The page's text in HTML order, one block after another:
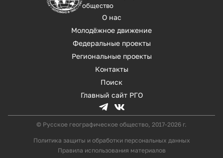
общество
О нас
Молодёжное движение
Федеральные проекты
Региональные проекты
Контакты
Поиск
Главный сайт РГО
© Русское географическое общество, 2017-2026 г.
Политика защиты и обработки персональных данных
Правила использования материалов